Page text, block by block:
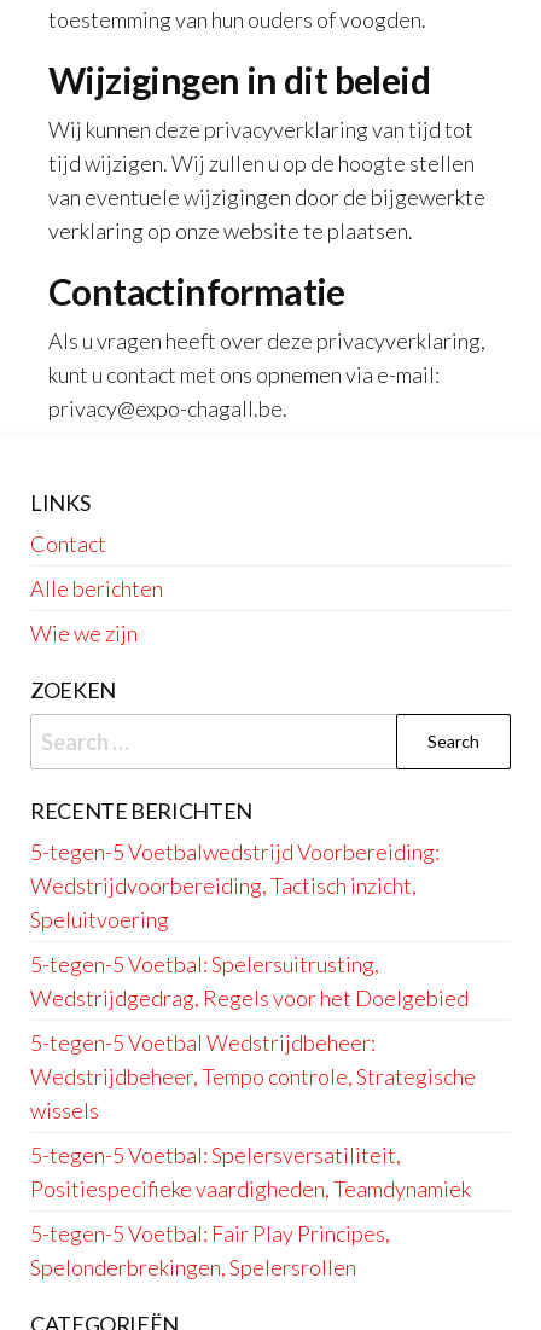
toestemming van hun ouders of voogden.
Wijzigingen in dit beleid
Wij kunnen deze privacyverklaring van tijd tot
tijd wijzigen. Wij zullen u op de hoogte stellen
van eventuele wijzigingen door de bijgewerkte
verklaring op onze website te plaatsen.
Contactinformatie
Als u vragen heeft over deze privacyverklaring,
kunt u contact met ons opnemen via e-mail:
privacy@expo-chagall.be.
LINKS
Contact
Alle berichten
Wie we zijn
ZOEKEN
Search
for:
RECENTE BERICHTEN
5-tegen-5 Voetbalwedstrijd Voorbereiding:
Wedstrijdvoorbereiding, Tactisch inzicht,
Speluitvoering
5-tegen-5 Voetbal: Spelersuitrusting,
Wedstrijdgedrag, Regels voor het Doelgebied
5-tegen-5 Voetbal Wedstrijdbeheer:
Wedstrijdbeheer, Tempo controle, Strategische
wissels
5-tegen-5 Voetbal: Spelersversatiliteit,
Positiespecifieke vaardigheden, Teamdynamiek
5-tegen-5 Voetbal: Fair Play Principes,
Spelonderbrekingen, Spelersrollen
CATEGORIEËN